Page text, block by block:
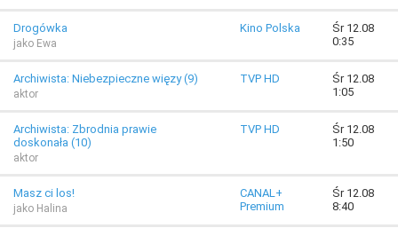
Drogówka
jako Ewa
Kino Polska
Śr 12.08
0:35
Archiwista: Niebezpieczne więzy (9)
aktor
TVP HD
Śr 12.08
1:05
Archiwista: Zbrodnia prawie
doskonała (10)
aktor
TVP HD
Śr 12.08
1:50
Masz ci los!
jako Halina
CANAL+
Premium
Śr 12.08
8:40